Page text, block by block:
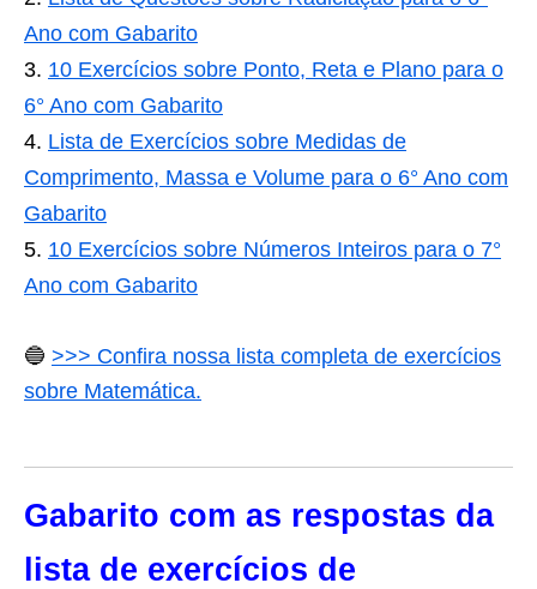
Ano com Gabarito
10 Exercícios sobre Ponto, Reta e Plano para o
6° Ano com Gabarito
Lista de Exercícios sobre Medidas de
Comprimento, Massa e Volume para o 6° Ano com
Gabarito
10 Exercícios sobre Números Inteiros para o 7°
Ano com Gabarito
🔵 >>> Confira nossa lista completa de exercícios
sobre Matemática.
Gabarito com as respostas da
lista de exercícios de